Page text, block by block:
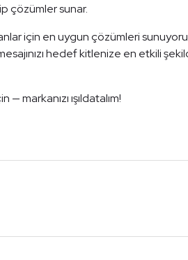
çözümler sunar.
için en uygun çözümleri
hedef kitlenize en etkili
markanızı ışıldatalım!